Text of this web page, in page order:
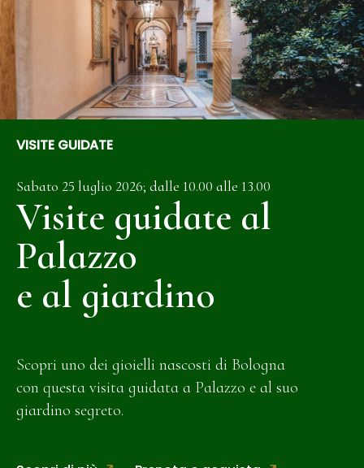
VISITE GUIDATE
Sabato 25 luglio 2026; dalle 10.00 alle 13.00
Visite guidate al
Palazzo
e al giardino
Scopri uno dei gioielli nascosti di Bologna
con questa visita guidata a Palazzo e al suo
giardino segreto.